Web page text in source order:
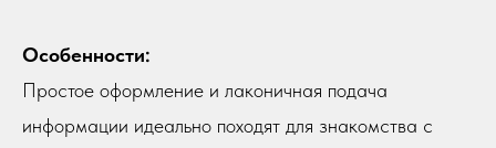
Особенности:
Простое оформление и лаконичная подача
информации идеально походят для знакомства с